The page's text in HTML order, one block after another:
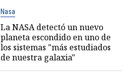
Nasa
La NASA detectó un nuevo
planeta escondido en uno de
los sistemas "más estudiados
de nuestra galaxia"